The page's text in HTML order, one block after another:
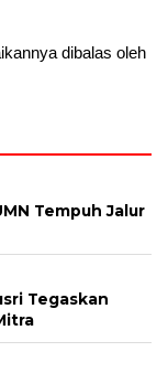
dibalas oleh
Tempuh Jalur
Tegaskan